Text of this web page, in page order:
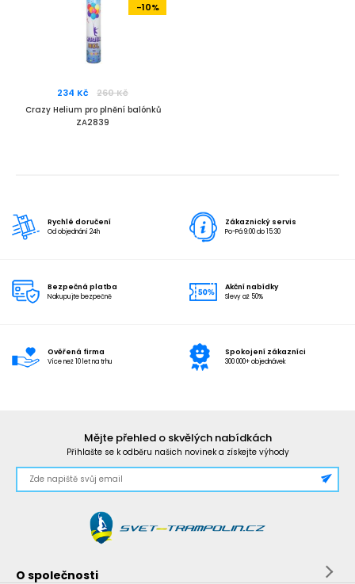
-10%
234 Kč 260 Kč
Crazy Helium pro plnění balónků
ZA2839
Rychlé doručení
Od objednání 24h
Zákaznický servis
Po-Pá 9:00 do 15:30
Bezpečná platba
Nakupujte bezpečně
Akční nabídky
Slevy až 50%
Ověřená firma
Více než 10 let na trhu
Spokojení zákazníci
300 000+ objednávek
Mějte přehled o skvělých nabídkách
Přihlašte se k odběru našich novinek a získejte výhody
O společnosti